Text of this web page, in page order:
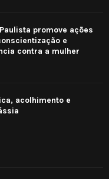
promove ações
e
contra a mulher
acolhimento e